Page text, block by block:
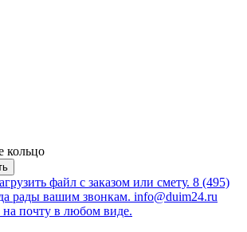
кольцо
файл с заказом или смету. 8 (495)
рады вашим звонкам. info@duim24.ru
почту в любом виде.